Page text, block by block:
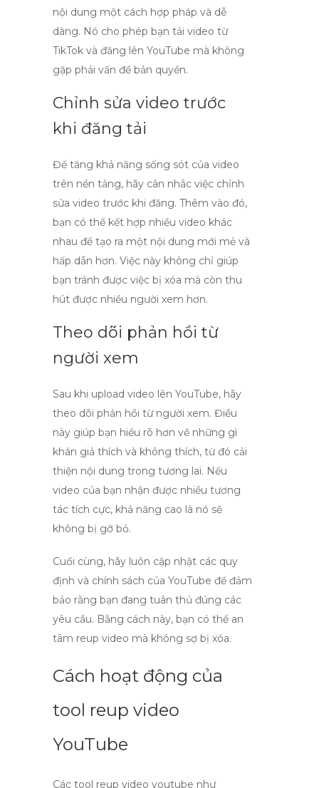
nội dung một cách hợp pháp và dễ
dàng. Nó cho phép bạn tải video từ
TikTok và đăng lên YouTube mà không
gặp phải vấn đề bản quyền.
Chỉnh sửa video trước
khi đăng tải
Để tăng khả năng sống sót của video
trên nền tảng, hãy cân nhắc việc chỉnh
sửa video trước khi đăng. Thêm vào đó,
bạn có thể kết hợp nhiều video khác
nhau để tạo ra một nội dung mới mẻ và
hấp dẫn hơn. Việc này không chỉ giúp
bạn tránh được việc bị xóa mà còn thu
hút được nhiều người xem hơn.
Theo dõi phản hồi từ
người xem
Sau khi upload video lên YouTube, hãy
theo dõi phản hồi từ người xem. Điều
này giúp bạn hiểu rõ hơn về những gì
khán giả thích và không thích, từ đó cải
thiện nội dung trong tương lai. Nếu
video của bạn nhận được nhiều tương
tác tích cực, khả năng cao là nó sẽ
không bị gỡ bỏ.
Cuối cùng, hãy luôn cập nhật các quy
định và chính sách của YouTube để đảm
bảo rằng bạn đang tuân thủ đúng các
yêu cầu. Bằng cách này, bạn có thể an
tâm reup video mà không sợ bị xóa.
Cách hoạt động của
tool reup video
YouTube
Các tool reup video youtube như